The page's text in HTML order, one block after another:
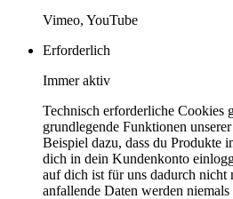
Vimeo, YouTube
Erforderlich
Immer aktiv
Technisch erforderliche Cookies
grundlegende Funktionen
Beispiel dazu, dass du Produkte
dich in dein Kundenkonto
auf dich ist für uns dadurch nicht
anfallende Daten werden